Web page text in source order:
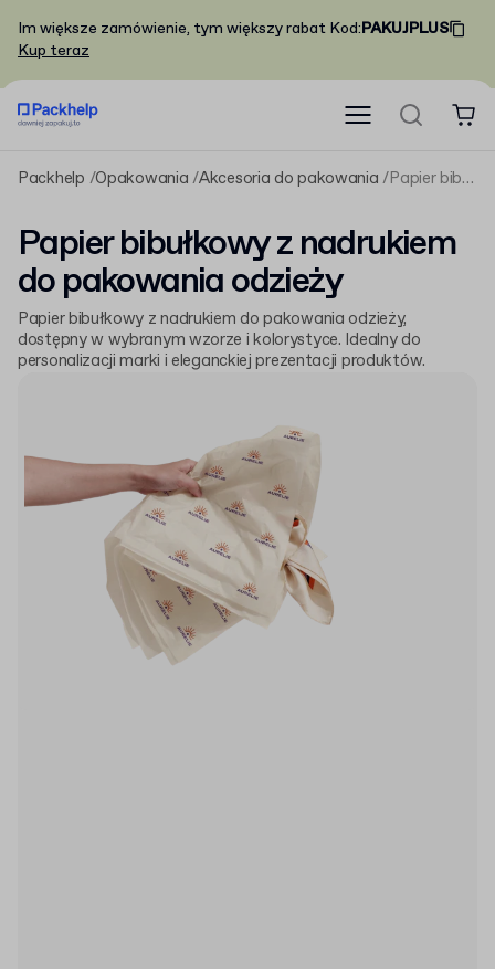
Im większe zamówienie, tym większy rabat Kod:PAKUJPLUS
Kup teraz
Packhelp Opakowania Akcesoria do pakowania Papier bibułkowy z nadrukiem do pakowania odzieży
Papier bibułkowy z nadrukiem
do pakowania odzieży
Papier bibułkowy z nadrukiem do pakowania odzieży,
dostępny w wybranym wzorze i kolorystyce. Idealny do
personalizacji marki i eleganckiej prezentacji produktów.